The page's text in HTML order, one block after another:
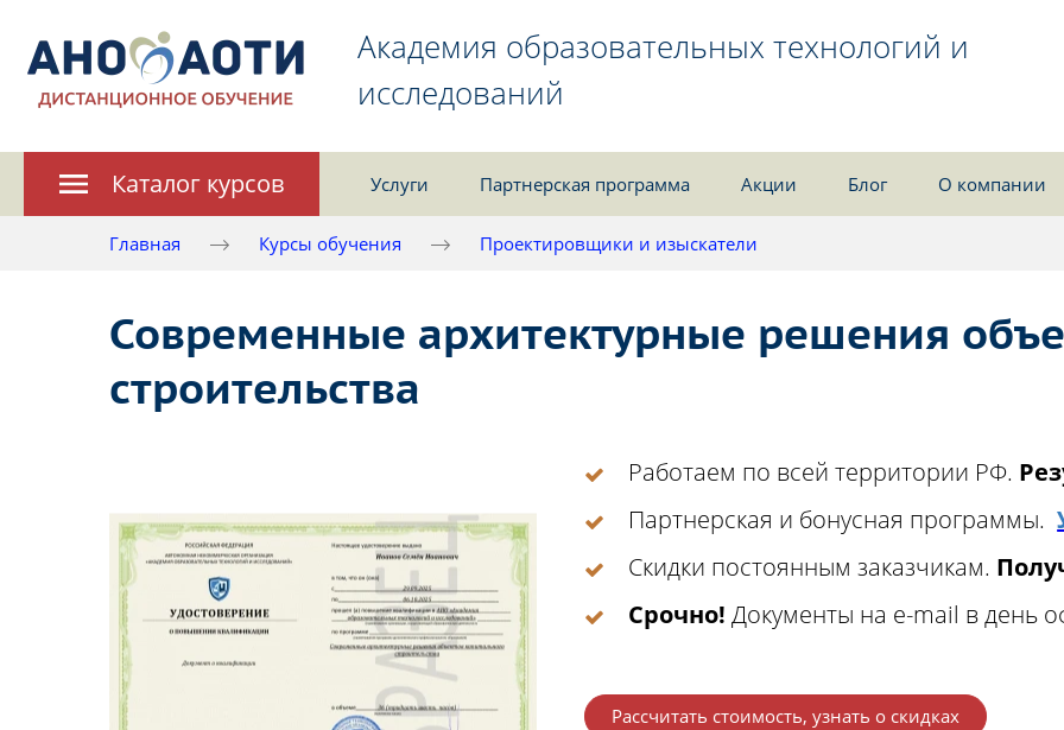
Академия образовательных технологий и
исследований
Каталог курсов Услуги Партнерская программа Акции Блог О компании
Главная Курсы обучения Проектировщики и изыскатели
Современные архитектурные решения
строительства
Работаем по всей территории РФ.
Партнерская и бонусная программы.
Скидки постоянным заказчикам.
Срочно! Документы на e-mail в день
Рассчитать стоимость, узнать о скидках